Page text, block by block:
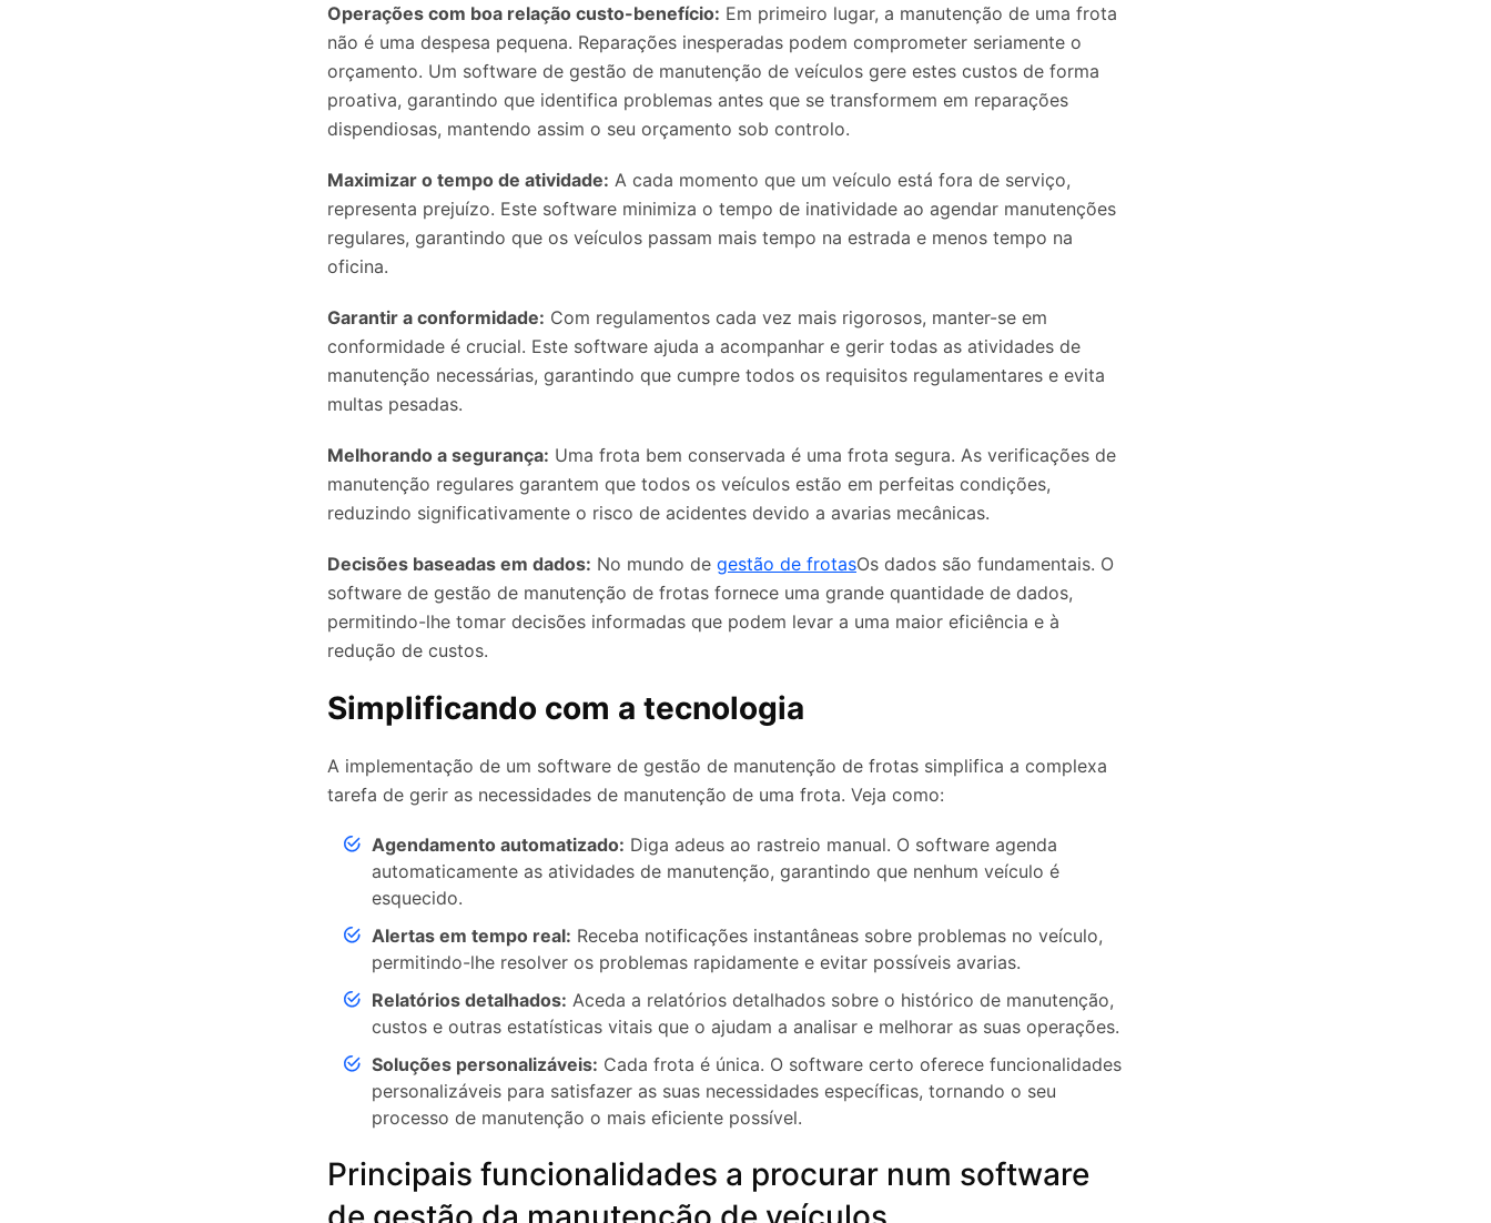
Operações com boa relação custo-benefício: Em primeiro lugar, a manutenção de uma frota
não é uma despesa pequena. Reparações inesperadas podem comprometer seriamente o
orçamento. Um software de gestão de manutenção de veículos gere estes custos de forma
proativa, garantindo que identifica problemas antes que se transformem em reparações
dispendiosas, mantendo assim o seu orçamento sob controlo.
Maximizar o tempo de atividade: A cada momento que um veículo está fora de serviço,
representa prejuízo. Este software minimiza o tempo de inatividade ao agendar manutenções
regulares, garantindo que os veículos passam mais tempo na estrada e menos tempo na
oficina.
Garantir a conformidade: Com regulamentos cada vez mais rigorosos, manter-se em
conformidade é crucial. Este software ajuda a acompanhar e gerir todas as atividades de
manutenção necessárias, garantindo que cumpre todos os requisitos regulamentares e evita
multas pesadas.
Melhorando a segurança: Uma frota bem conservada é uma frota segura. As verificações de
manutenção regulares garantem que todos os veículos estão em perfeitas condições,
reduzindo significativamente o risco de acidentes devido a avarias mecânicas.
Decisões baseadas em dados: No mundo de gestão de frotasOs dados são fundamentais. O
software de gestão de manutenção de frotas fornece uma grande quantidade de dados,
permitindo-lhe tomar decisões informadas que podem levar a uma maior eficiência e à
redução de custos.
Simplificando com a tecnologia
A implementação de um software de gestão de manutenção de frotas simplifica a complexa
tarefa de gerir as necessidades de manutenção de uma frota. Veja como:
Agendamento automatizado: Diga adeus ao rastreio manual. O software agenda
automaticamente as atividades de manutenção, garantindo que nenhum veículo é
esquecido.
Alertas em tempo real: Receba notificações instantâneas sobre problemas no veículo,
permitindo-lhe resolver os problemas rapidamente e evitar possíveis avarias.
Relatórios detalhados: Aceda a relatórios detalhados sobre o histórico de manutenção,
custos e outras estatísticas vitais que o ajudam a analisar e melhorar as suas operações.
Soluções personalizáveis: Cada frota é única. O software certo oferece funcionalidades
personalizáveis ​​para satisfazer as suas necessidades específicas, tornando o seu
processo de manutenção o mais eficiente possível.
Principais funcionalidades a procurar num software